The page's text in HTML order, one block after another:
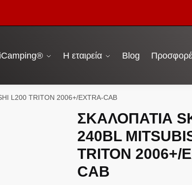
Η εταιρεία Blog
L200 TRITON 2006+/EXTRA-CAB
ΣΚΑΛΟΠΑΤΙΑ
240BL
TRITON 2006+/
CAB